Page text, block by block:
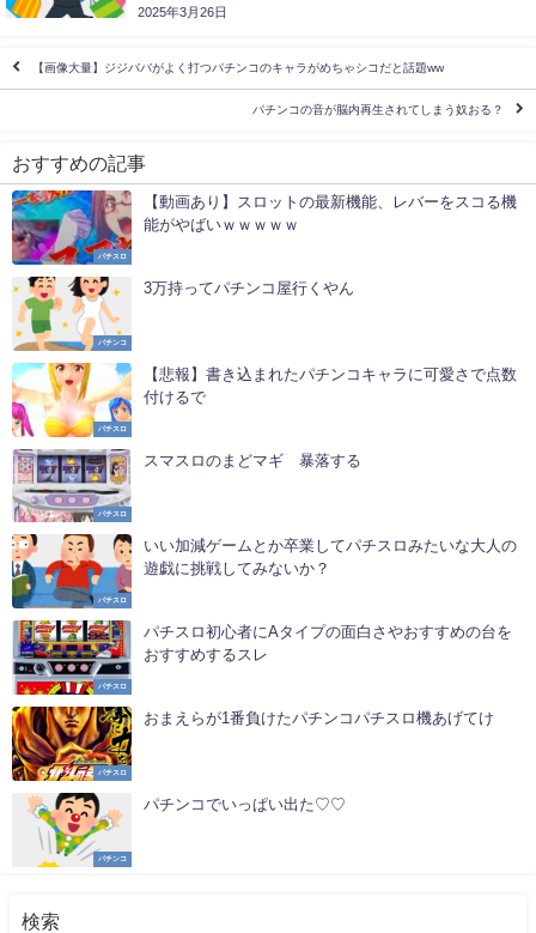
2025年3月26日
【画像大量】ジジババがよく打つパチンコのキャラがめちゃシコだと話題ww
パチンコの音が脳内再生されてしまう奴おる？
おすすめの記事
パチスロ
【動画あり】スロットの最新機能、レバーをスコる機
能がやばいｗｗｗｗｗ
パチンコ
3万持ってパチンコ屋行くやん
パチスロ
【悲報】書き込まれたパチンコキャラに可愛さで点数
付けるで
パチスロ
スマスロのまどマギ 暴落する
パチスロ
いい加減ゲームとか卒業してパチスロみたいな大人の
遊戯に挑戦してみないか？
パチスロ
パチスロ初心者にAタイプの面白さやおすすめの台を
おすすめするスレ
パチスロ
おまえらが1番負けたパチンコパチスロ機あげてけ
パチンコ
パチンコでいっぱい出た♡♡
検索